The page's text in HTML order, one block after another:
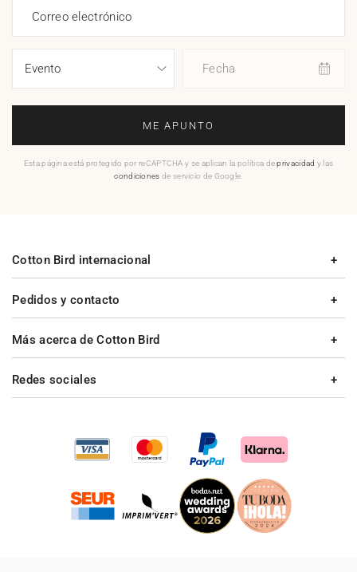
Correo electrónico
Fecha
ME APUNTO
Esta página está protegido por reCAPTCHA y se aplican la política deprivacidad y las
condiciones de servicio de Google.
Pedidos y contacto
Más acerca de Cotton Bird
Cotton Bird internacional
Redes sociales